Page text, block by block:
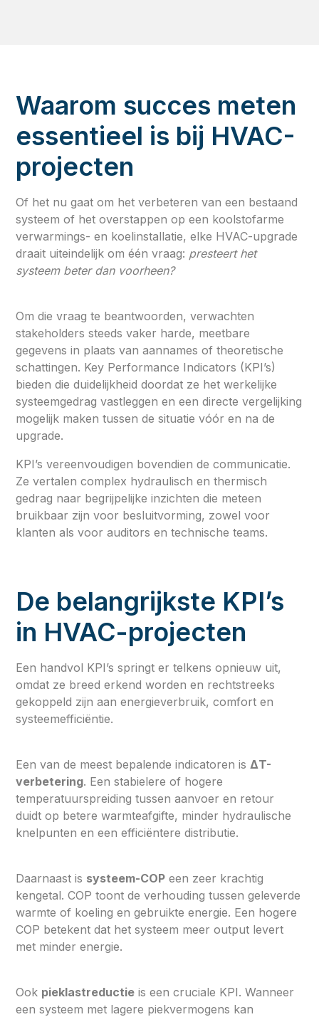
Waarom succes meten
essentieel is bij HVAC-
projecten
Of het nu gaat om het verbeteren van een bestaand
systeem of het overstappen op een koolstofarme
verwarmings- en koelinstallatie, elke HVAC-upgrade
draait uiteindelijk om één vraag: presteert het
systeem beter dan voorheen?
Om die vraag te beantwoorden, verwachten
stakeholders steeds vaker harde, meetbare
gegevens in plaats van aannames of theoretische
schattingen. Key Performance Indicators (KPI’s)
bieden die duidelijkheid doordat ze het werkelijke
systeemgedrag vastleggen en een directe vergelijking
mogelijk maken tussen de situatie vóór en na de
upgrade.
KPI’s vereenvoudigen bovendien de communicatie.
Ze vertalen complex hydraulisch en thermisch
gedrag naar begrijpelijke inzichten die meteen
bruikbaar zijn voor besluitvorming, zowel voor
klanten als voor auditors en technische teams.
De belangrijkste KPI’s
in HVAC-projecten
Een handvol KPI’s springt er telkens opnieuw uit,
omdat ze breed erkend worden en rechtstreeks
gekoppeld zijn aan energieverbruik, comfort en
systeemefficiëntie.
Een van de meest bepalende indicatoren is ΔT-
verbetering. Een stabielere of hogere
temperatuurspreiding tussen aanvoer en retour
duidt op betere warmteafgifte, minder hydraulische
knelpunten en een efficiëntere distributie.
Daarnaast is systeem-COP een zeer krachtig
kengetal. COP toont de verhouding tussen geleverde
warmte of koeling en gebruikte energie. Een hogere
COP betekent dat het systeem meer output levert
met minder energie.
Ook pieklastreductie is een cruciale KPI. Wanneer
een systeem met lagere piekvermogens kan